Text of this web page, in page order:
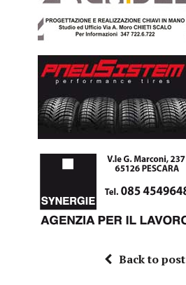
Back to post